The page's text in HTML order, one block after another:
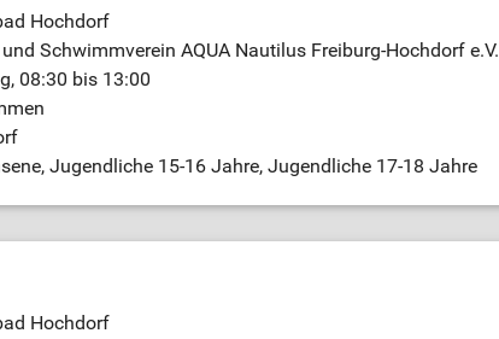
Hochdorf
und Schwimmverein AQUA Nautilus Freiburg-Hochdorf e.V.
08:30 bis 13:00
Jugendliche 15-16 Jahre, Jugendliche 17-18 Jahre
Hochdorf